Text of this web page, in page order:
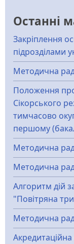
Останні
Закріплення
підрозділами
Методична
Положення
Сікорського
тимчасово
першому
Методична
Методична
Алгоритм дій
"Повітряна
Методична
Акредитаційна